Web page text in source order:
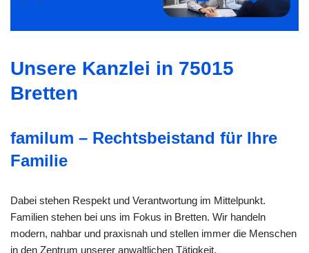
Unsere Kanzlei in 75015
Bretten
familum – Rechtsbeistand für Ihre
Familie
Dabei stehen Respekt und Verantwortung im Mittelpunkt.
Familien stehen bei uns im Fokus in Bretten. Wir handeln
modern, nahbar und praxisnah und stellen immer die Menschen
in den Zentrum unserer anwaltlichen Tätigkeit.